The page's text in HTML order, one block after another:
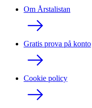
Om Årstalistan
Gratis prova på konto
Cookie policy